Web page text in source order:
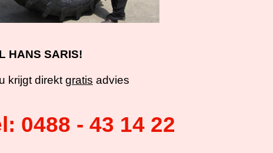
HANS SARIS!
krijgt direkt gratis advies
0488 - 43 14 22